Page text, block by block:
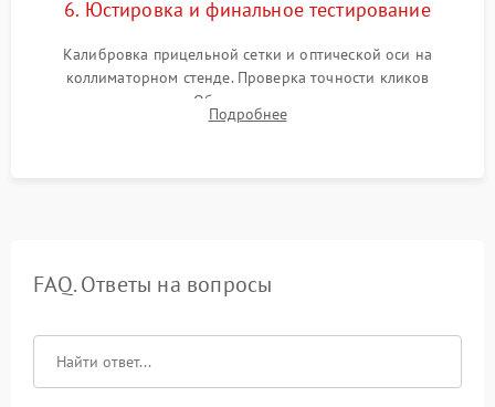
6. Юстировка и финальное тестирование
Калибровка прицельной сетки и оптической оси на
коллиматорном стенде. Проверка точности кликов
механизма поправок. Обязательное испытание прицела на
ударном стенде для проверки устойчивости к отдаче и
Подробнее
FAQ. Ответы на вопросы